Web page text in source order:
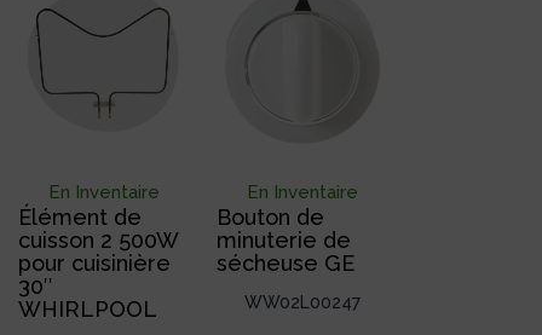
En Inventaire
Élément de
cuisson 2 500W
pour cuisinière
30″
WHIRLPOOL
En Inventaire
Bouton de
minuterie de
sécheuse GE
WW02L00247